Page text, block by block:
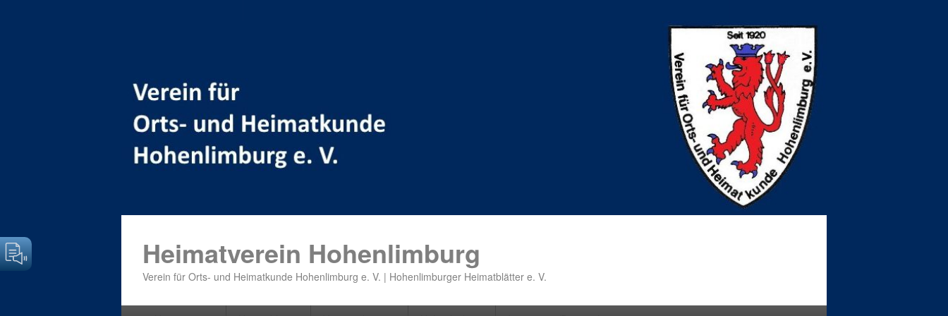
Heimatverein Hohenlimburg
Verein für Orts- und Heimatkunde Hohenlimburg e. V. | Hohenlimburger Heimatblätter e. V.